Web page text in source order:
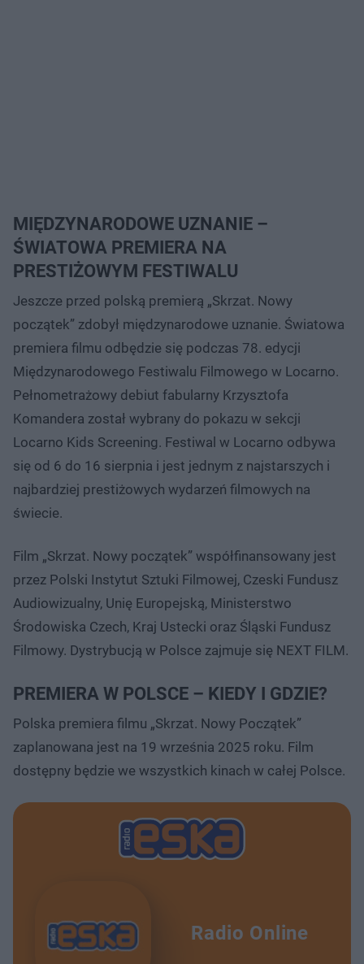
MIĘDZYNARODOWE UZNANIE –
ŚWIATOWA PREMIERA NA
PRESTIŻOWYM FESTIWALU
Jeszcze przed polską premierą „Skrzat. Nowy
początek” zdobył międzynarodowe uznanie. Światowa
premiera filmu odbędzie się podczas 78. edycji
Międzynarodowego Festiwalu Filmowego w Locarno.
Pełnometrażowy debiut fabularny Krzysztofa
Komandera został wybrany do pokazu w sekcji
Locarno Kids Screening. Festiwal w Locarno odbywa
się od 6 do 16 sierpnia i jest jednym z najstarszych i
najbardziej prestiżowych wydarzeń filmowych na
świecie.
Film „Skrzat. Nowy początek” współfinansowany jest
przez Polski Instytut Sztuki Filmowej, Czeski Fundusz
Audiowizualny, Unię Europejską, Ministerstwo
Środowiska Czech, Kraj Ustecki oraz Śląski Fundusz
Filmowy. Dystrybucją w Polsce zajmuje się NEXT FILM.
PREMIERA W POLSCE – KIEDY I GDZIE?
Polska premiera filmu „Skrzat. Nowy Początek”
zaplanowana jest na 19 września 2025 roku. Film
dostępny będzie we wszystkich kinach w całej Polsce.
Radio Online